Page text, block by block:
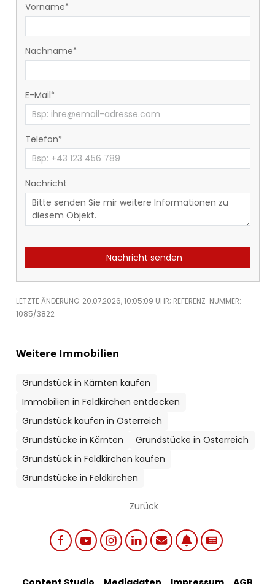
Vorname
Nachname
E-Mail
Telefon
Nachricht
Nachricht senden
LETZTE ÄNDERUNG: 20.07.2026, 10:05:09 UHR; REFERENZ-NUMMER:
1085/3822
Weitere Immobilien
Grundstück in Kärnten kaufen
Immobilien in Feldkirchen entdecken
Grundstück kaufen in Österreich
Grundstücke in Kärnten
Grundstücke in Österreich
Grundstück in Feldkirchen kaufen
Grundstücke in Feldkirchen
Zurück
Social links menu